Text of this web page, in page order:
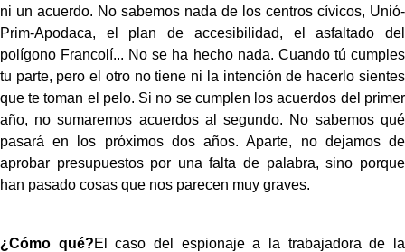
ni un acuerdo. No sabemos nada de los centros cívicos, Unió-
Prim-Apodaca, el plan de accesibilidad, el asfaltado del
polígono Francolí... No se ha hecho nada. Cuando tú cumples
tu parte, pero el otro no tiene ni la intención de hacerlo sientes
que te toman el pelo. Si no se cumplen los acuerdos del primer
año, no sumaremos acuerdos al segundo. No sabemos qué
pasará en los próximos dos años. Aparte, no dejamos de
aprobar presupuestos por una falta de palabra, sino porque
han pasado cosas que nos parecen muy graves.
¿Cómo qué?El caso del espionaje a la trabajadora de la